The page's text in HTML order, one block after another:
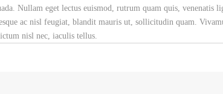
Nullam eget lectus euismod, rutrum quam quis, venenatis
ac nisl feugiat, blandit mauris ut, sollicitudin quam.
nisl nec, iaculis tellus.